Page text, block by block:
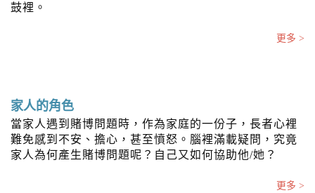
鼓裡。
更多 >
家人的角色
當家人遇到賭博問題時，作為家庭的一份子，長者心裡
難免感到不安、擔心，甚至憤怒。腦裡滿載疑問，究竟
家人為何產生賭博問題呢？自己又如何協助他/她？
更多 >